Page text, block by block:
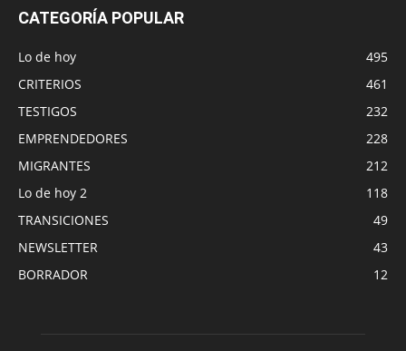
CATEGORÍA POPULAR
Lo de hoy
495
CRITERIOS
461
TESTIGOS
232
EMPRENDEDORES
228
MIGRANTES
212
Lo de hoy 2
118
TRANSICIONES
49
NEWSLETTER
43
BORRADOR
12